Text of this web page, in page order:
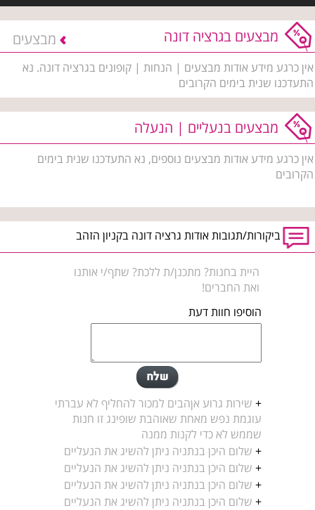
מבצעים בגרציה דונה מבצעים
אין כרגע מידע אודות מבצעים | הנחות | קופונים בגרציה דונה. נא
התעדכנו שנית בימים הקרובים
מבצעים בנעליים | הנעלה
אין כרגע מידע אודות מבצעים נוספים, נא התעדכנו שנית בימים
הקרובים
ביקורות/תגובות אודות גרציה דונה בקניון הזהב
היית בחנות? מתכנן/ת ללכת? שתף/י אותנו
ואת החברים!
הוסיפו חוות דעת
+ שירות גרוע אןהבים למכור להחליף לא עברתי
עוגמת נפש מאחת שאוהבת שופינג זו חנות
שממש לא כדי לקנות ממנה
+ שלום היכן בנתניה ניתן להשיג את הנעליים
+ שלום היכן בנתניה ניתן להשיג את הנעליים
+ שלום היכן בנתניה ניתן להשיג את הנעליים
+ שלום היכן בנתניה ניתן להשיג את הנעליים